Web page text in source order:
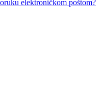
elektroničkom poštom?